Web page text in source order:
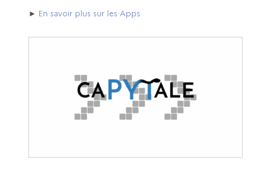
► En savoir plus sur les Apps